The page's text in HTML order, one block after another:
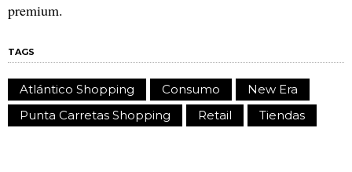
premium.
TAGS
Atlántico Shopping Consumo
New Era
Punta Carretas Shopping
Retail Tiendas